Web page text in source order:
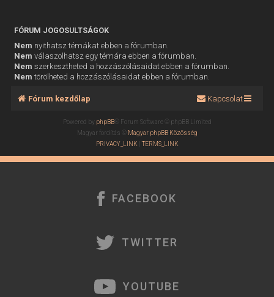
FÓRUM JOGOSULTSÁGOK
Nem nyithatsz témákat ebben a fórumban.
Nem válaszolhatsz egy témára ebben a fórumban.
Nem szerkesztheted a hozzászólásaidat ebben a fórumban.
Nem törölheted a hozzászólásaidat ebben a fórumban.
Fórum kezdőlap Kapcsolat
Powered by phpBB® Forum Software © phpBB Limited
Magyar fordítás © Magyar phpBB Közösség
PRIVACY_LINK |TERMS_LINK
FACEBOOK
TWITTER
YOUTUBE